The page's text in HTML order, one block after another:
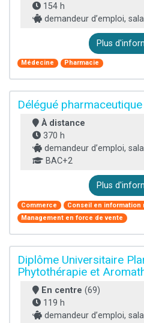
154 h
demandeur d’emploi,
Plus
Médecine Pharmacie
Délégué pharmaceutique
À distance
370 h
demandeur d’emploi,
BAC+2
Plus
Commerce
Conseil en information
Management en force de vente
Diplôme Universitaire
Phytothérapie et
En centre (69)
119 h
demandeur d’emploi,